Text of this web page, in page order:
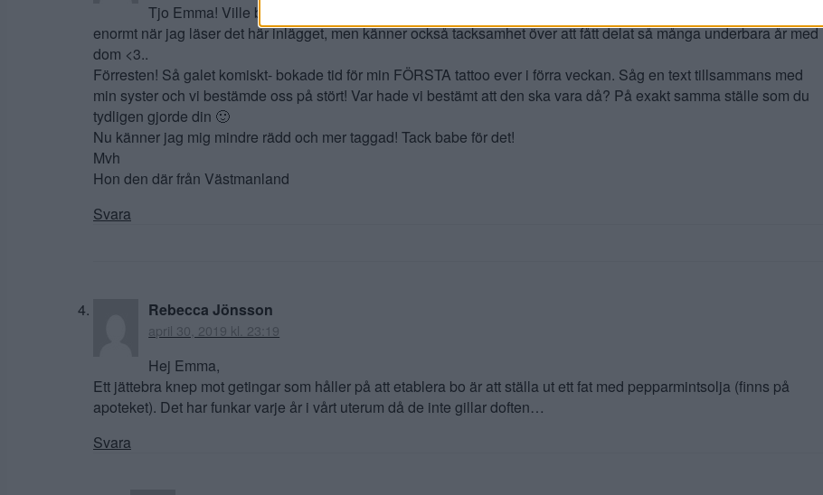
Tjo Emma! Ville bara säga hej och tack igen för allt fint du delar med dig av! Saknar mina egna hundar ngt
enormt när jag läser det här inlägget, men känner också tacksamhet över att fått delat så många underbara år med
dom <3..
Förresten! Så galet komiskt- bokade tid för min FÖRSTA tattoo ever i förra veckan. Såg en text tillsammans med
min syster och vi bestämde oss på stört! Var hade vi bestämt att den ska vara då? På exakt samma ställe som du
tydligen gjorde din 🙂
Nu känner jag mig mindre rädd och mer taggad! Tack babe för det!
Mvh
Hon den där från Västmanland
Svara
Rebecca Jönsson
april 30, 2019 kl. 23:19
Hej Emma,
Ett jättebra knep mot getingar som håller på att etablera bo är att ställa ut ett fat med pepparmintsolja (finns på
apoteket). Det har funkar varje år i vårt uterum då de inte gillar doften…
Svara